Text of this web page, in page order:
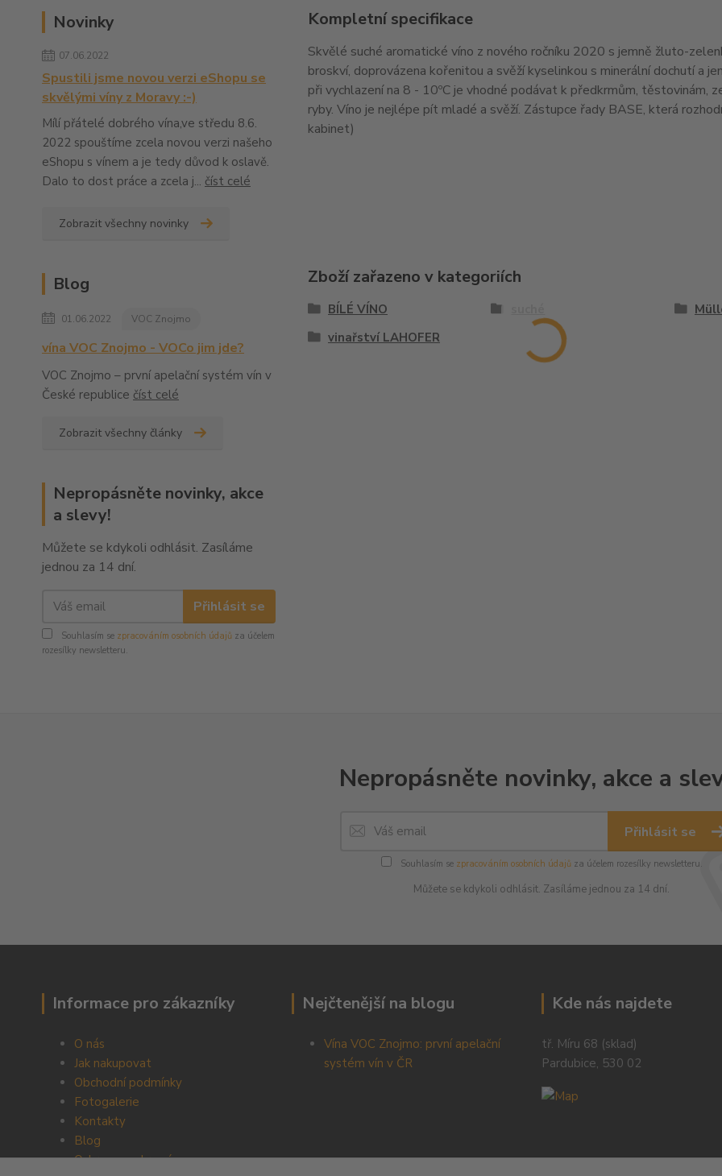
Novinky
07.06.2022
Spustili jsme novou verzi eShopu se
skvělými víny z Moravy :-)
Mílí přátelé dobrého vína,ve středu 8.6.
2022 spouštíme zcela novou verzi našeho
eShopu s vínem a je tedy důvod k oslavě.
Dalo to dost práce a zcela j... číst celé
Zobrazit všechny novinky
Blog
01.06.2022 VOC Znojmo
vína VOC Znojmo - VOCo jim jde?
VOC Znojmo – první apelační systém vín v
České republice číst celé
Zobrazit všechny články
Nepropásněte novinky, akce
a slevy!
Můžete se kdykoli odhlásit. Zasíláme
jednou za 14 dní.
Přihlásit se
Souhlasím se zpracováním osobních údajů za účelem
rozesílky newsletteru.
Kompletní specifikace
Skvělé suché aromatické víno z nového ročníku 2020 s jemně žluto-
broskví, doprovázena kořenitou a svěží kyselinkou s minerální dochutí a
při vychlazení na 8 - 10ºC je vhodné podávat k předkrmům, těstovinám,
ryby. Víno je nejlépe pít mladé a svěží. Zástupce řady BASE, která
kabinet)
Zboží zařazeno v kategoriích
BÍLÉ VÍNO
vinařství LAHOFER
Nepropásněte novinky, akce a
Přihlásit se
Souhlasím se zpracováním osobních údajůza účelem rozesílky newsletteru.
Můžete se kdykoli odhlásit. Zasíláme jednou za 14 dní.
Informace pro zákazníky
O nás
Jak nakupovat
Obchodní podmínky
Fotogalerie
Kontakty
Blog
Ochrana soukromí
Nejčtenější na blogu
Vína VOC Znojmo: první apelační
systém vín v ČR
Kde nás najdete
tř. Míru 68 (sklad)
Pardubice, 530 02